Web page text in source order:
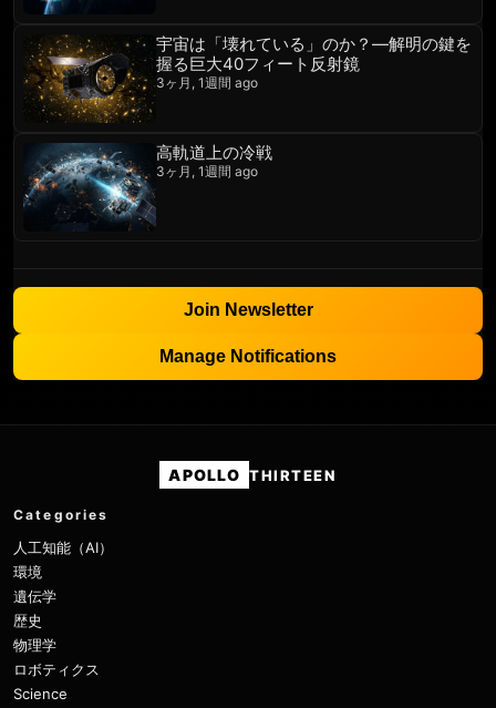
宇宙は「壊れている」のか？―解明の鍵を
握る巨大40フィート反射鏡
3ヶ月, 1週間 ago
高軌道上の冷戦
3ヶ月, 1週間 ago
Join Newsletter
Manage Notifications
APOLLO THIRTEEN
Categories
人工知能（AI）
環境
遺伝学
歴史
物理学
ロボティクス
Science